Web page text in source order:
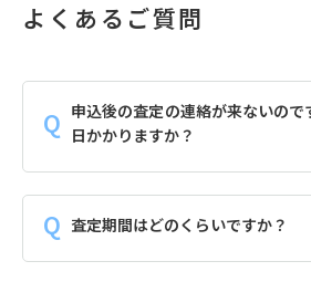
よくあるご質問
申込後の査定の連絡が来ないの
日かかりますか？
査定期間はどのくらいですか？